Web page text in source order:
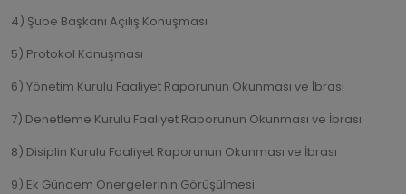
4) Şube Başkanı Açılış Konuşması
5) Protokol Konuşması
6) Yönetim Kurulu Faaliyet Raporunun Okunması ve İbrası
7) Denetleme Kurulu Faaliyet Raporunun Okunması ve İbrası
8) Disiplin Kurulu Faaliyet Raporunun Okunması ve İbrası
9) Ek Gündem Önergelerinin Görüşülmesi